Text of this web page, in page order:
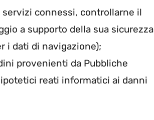
connessi, controllarne il
a supporto della sua sicurezza
i dati di navigazione);
provenienti da Pubbliche
reati informatici ai danni